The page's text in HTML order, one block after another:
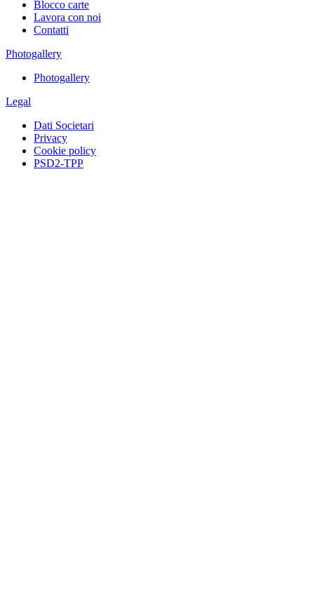
Blocco carte
Lavora con noi
Contatti
Photogallery
Photogallery
Legal
Dati Societari
Privacy
Cookie policy
PSD2-TPP